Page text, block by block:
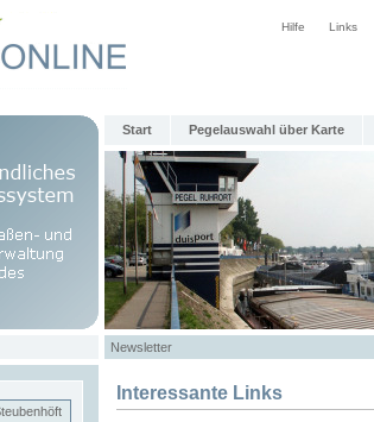
Hilfe Links
Start Pegelauswahl über Karte
Newsletter
Interessante Links